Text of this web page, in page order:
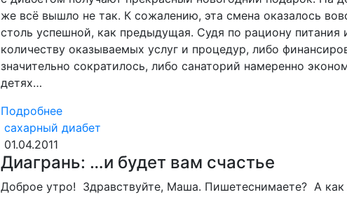
же всё вышло не так. К сожалению, эта смена оказалось
столь успешной, как предыдущая. Судя по рациону питания
количеству оказываемых услуг и процедур, либо
значительно сократилось, либо санаторий намеренно
детях…
Подробнее
сахарный диабет
01.04.2011
Диагрань: …и будет вам счастье ­
Доброе утро! ­ Здравствуйте, Маша. Пишете­снимаете? ­ А